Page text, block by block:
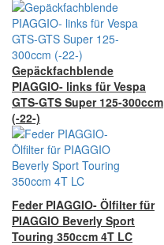
Gepäckfachblende
PIAGGIO- links für Vespa
GTS-GTS Super 125-300ccm
(-22-)
Feder PIAGGIO- Ölfilter für
PIAGGIO Beverly Sport
Touring 350ccm 4T LC